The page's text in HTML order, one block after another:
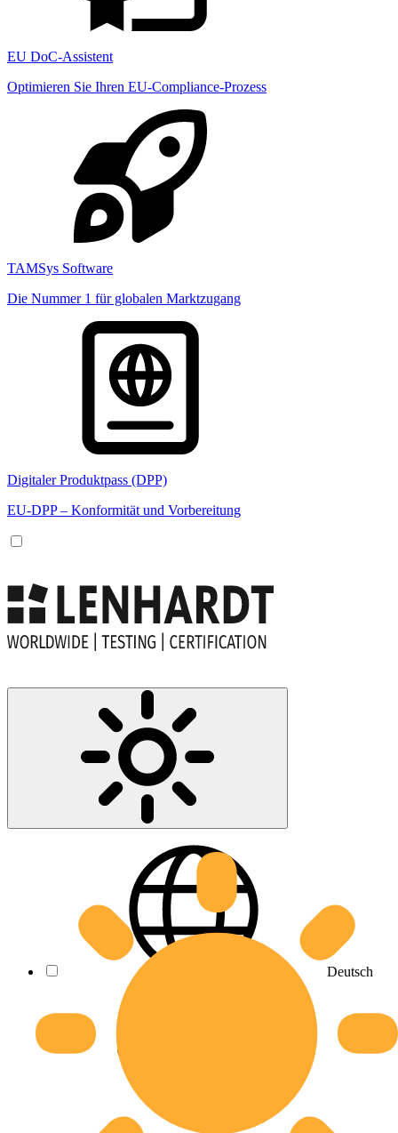
EU DoC-Assistent
Optimieren Sie Ihren EU-Compliance-Prozess
TAMSys Software
Die Nummer 1 für globalen Marktzugang
Digitaler Produktpass (DPP)
EU-DPP – Konformität und Vorbereitung
Deutsch